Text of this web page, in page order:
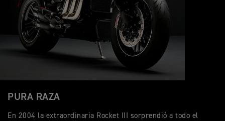
PURA RAZA
En 2004 la extraordinaria Rocket III sorprendió a todo el